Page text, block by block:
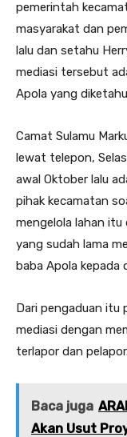
pemerintah
masyarakat dan
lalu dan setahu
mediasi tersebut
Apola yang
Camat Sulamu
lewat telepon,
awal Oktober lalu
pihak kecamatan
mengelola lahan itu
yang sudah lama
baba Apola kepada
Dari pengaduan itu
mediasi dengan
terlapor dan pelapor.
Baca juga
Akan Usut